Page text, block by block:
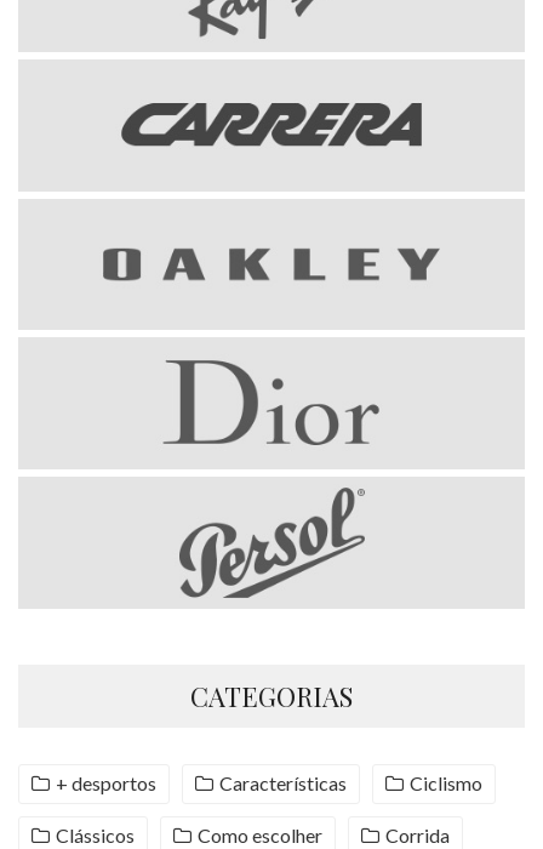
CATEGORIAS
+ desportos Características Ciclismo
Clássicos Como escolher Corrida